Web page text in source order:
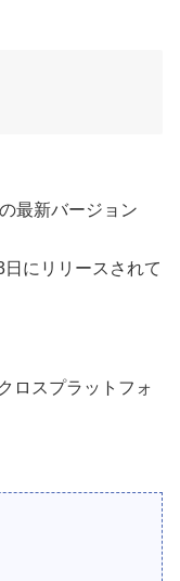
最新バージョン
にリリースされて
ロスプラットフォ